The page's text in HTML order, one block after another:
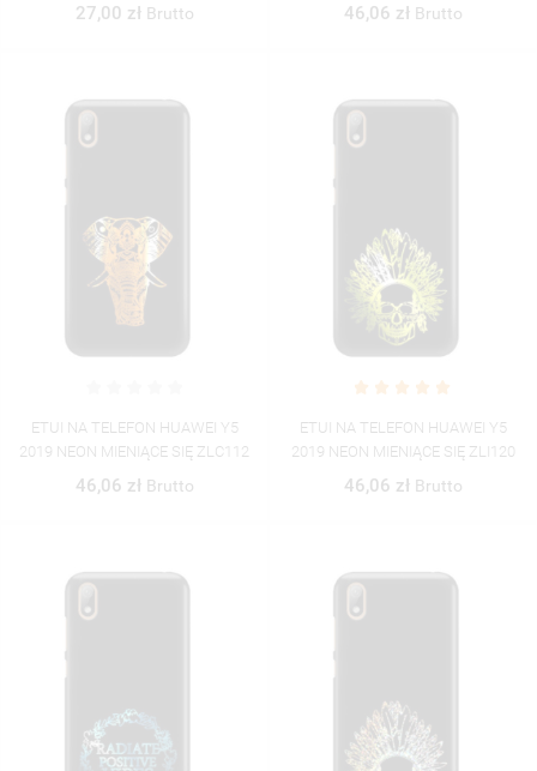
27,00 zł Brutto 46,06 zł Brutto
ETUI NA TELEFON HUAWEI Y5
2019 NEON MIENIĄCE SIĘ ZLC112
46,06 zł Brutto
ETUI NA TELEFON HUAWEI Y5
2019 NEON MIENIĄCE SIĘ ZLI120
46,06 zł Brutto